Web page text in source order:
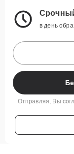
в день
Отправляя, Вы